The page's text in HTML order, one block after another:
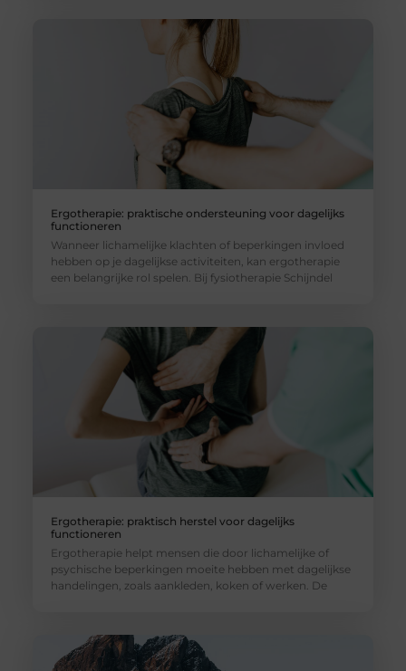
Ergotherapie: praktische ondersteuning voor dagelijks
functioneren
Wanneer lichamelijke klachten of beperkingen invloed
hebben op je dagelijkse activiteiten, kan ergotherapie
een belangrijke rol spelen. Bij fysiotherapie Schijndel
Ergotherapie: praktisch herstel voor dagelijks
functioneren
Ergotherapie helpt mensen die door lichamelijke of
psychische beperkingen moeite hebben met dagelijkse
handelingen, zoals aankleden, koken of werken. De